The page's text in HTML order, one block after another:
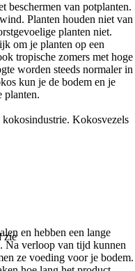
beschermen van potplanten.
Planten houden niet van
planten niet.
om je planten op een
tropische zomers met hoge
worden steeds normaler in
kun je de bodem en je
planten.
Kokosvezels
en hebben een lange
Na verloop van tijd kunnen
ze voeding voor je bodem.
zie